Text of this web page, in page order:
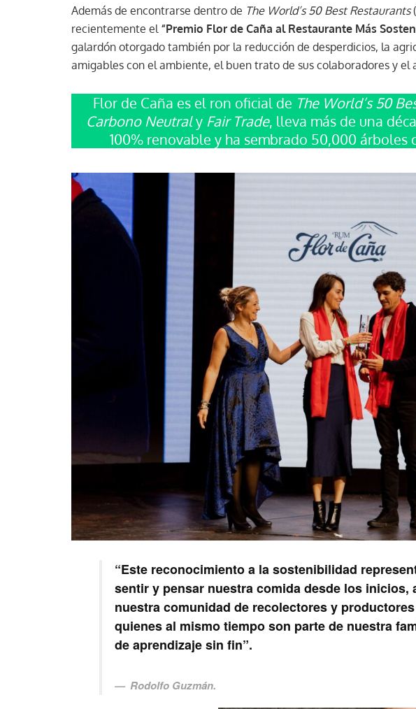
Además de encontrarse dentro de The World’s 50 Best Restaurants
recientemente el “Premio Flor de Caña al Restaurante Más
galardón otorgado también por la reducción de desperdicios, la
amigables con el ambiente, el buen trato de sus colaboradores y el
Flor de Caña es el ron oficial de The World’s 50
Carbono Neutraly Fair Trade, lleva más de una
100% renovable y ha sembrado 50,000 árboles
“Este reconocimiento a la sostenibilidad
sentir y pensar nuestra comida desde los inicios,
nuestra comunidad de recolectores y
quienes al mismo tiempo son parte de nuestra
de aprendizaje sin fin”.
Rodolfo Guzmán.